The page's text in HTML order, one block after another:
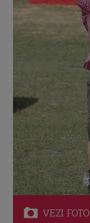
VEZI FOTO